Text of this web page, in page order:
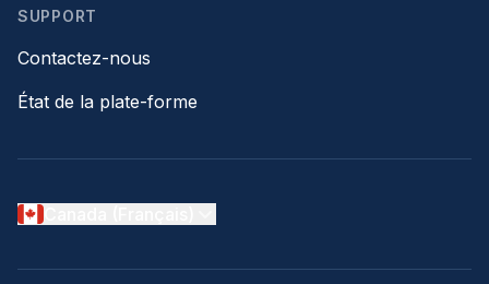
SUPPORT
Contactez-nous
État de la plate-forme